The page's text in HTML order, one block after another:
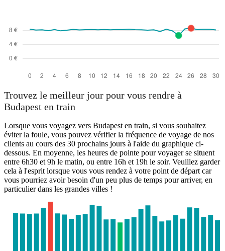
Trouvez le meilleur jour pour vous rendre à
Budapest en train
Lorsque vous voyagez vers Budapest en train, si vous souhaitez
éviter la foule, vous pouvez vérifier la fréquence de voyage de nos
clients au cours des 30 prochains jours à l'aide du graphique ci-
dessous. En moyenne, les heures de pointe pour voyager se situent
entre 6h30 et 9h le matin, ou entre 16h et 19h le soir. Veuillez garder
cela à l'esprit lorsque vous vous rendez à votre point de départ car
vous pourriez avoir besoin d'un peu plus de temps pour arriver, en
particulier dans les grandes villes !